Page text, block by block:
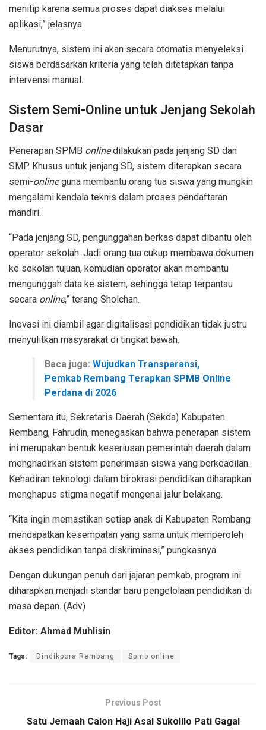
menitip karena semua proses dapat diakses melalui
aplikasi,” jelasnya.
Menurutnya, sistem ini akan secara otomatis menyeleksi
siswa berdasarkan kriteria yang telah ditetapkan tanpa
intervensi manual.
Sistem Semi-Online untuk Jenjang Sekolah
Dasar
Penerapan SPMB onlinedilakukan pada jenjang SD dan
SMP. Khusus untuk jenjang SD, sistem diterapkan secara
semi-onlineguna membantu orang tua siswa yang mungkin
mengalami kendala teknis dalam proses pendaftaran
mandiri.
“Pada jenjang SD, pengunggahan berkas dapat dibantu oleh
operator sekolah. Jadi orang tua cukup membawa dokumen
ke sekolah tujuan, kemudian operator akan membantu
mengunggah data ke sistem, sehingga tetap terpantau
secara online,” terang Sholchan.
Inovasi ini diambil agar digitalisasi pendidikan tidak justru
menyulitkan masyarakat di tingkat bawah.
Baca juga: Wujudkan Transparansi,
Pemkab Rembang Terapkan SPMB Online
Perdana di 2026
Sementara itu, Sekretaris Daerah (Sekda) Kabupaten
Rembang, Fahrudin, menegaskan bahwa penerapan sistem
ini merupakan bentuk keseriusan pemerintah daerah dalam
menghadirkan sistem penerimaan siswa yang berkeadilan.
Kehadiran teknologi dalam birokrasi pendidikan diharapkan
menghapus stigma negatif mengenai jalur belakang.
“Kita ingin memastikan setiap anak di Kabupaten Rembang
mendapatkan kesempatan yang sama untuk memperoleh
akses pendidikan tanpa diskriminasi,” pungkasnya.
Dengan dukungan penuh dari jajaran pemkab, program ini
diharapkan menjadi standar baru pengelolaan pendidikan di
masa depan. (Adv)
Editor: Ahmad Muhlisin
Tags: Dindikpora Rembang Spmb online
Previous Post
Satu Jemaah Calon Haji Asal Sukolilo Pati Gagal